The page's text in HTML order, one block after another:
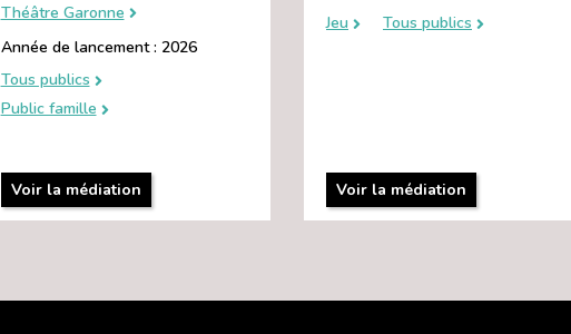
Théâtre Garonne
Année de lancement : 2026
Tous publics
Public famille
Voir la médiation
Jeu
Tous publics
Voir la médiation